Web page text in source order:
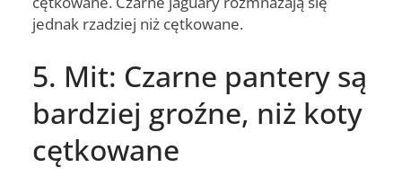
jednak rzadziej niż cętkowane.
5. Mit: Czarne pantery są
bardziej groźne, niż koty
cętkowane